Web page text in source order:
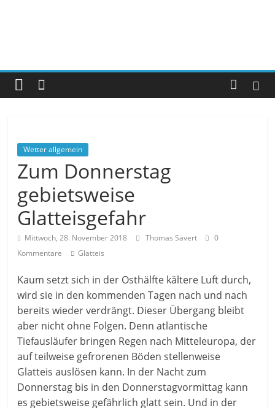
Wetter allgemein
Zum Donnerstag
gebietsweise
Glatteisgefahr
Mittwoch, 28. November 2018 Thomas Sävert
0
Kommentare
Glatteis
Kaum setzt sich in der Osthälfte kältere Luft durch,
wird sie in den kommenden Tagen nach und nach
bereits wieder verdrängt. Dieser Übergang bleibt
aber nicht ohne Folgen. Denn atlantische
Tiefausläufer bringen Regen nach Mitteleuropa, der
auf teilweise gefrorenen Böden stellenweise
Glatteis auslösen kann. In der Nacht zum
Donnerstag bis in den Donnerstagvormittag kann
es gebietsweise gefährlich glatt sein. Und in der